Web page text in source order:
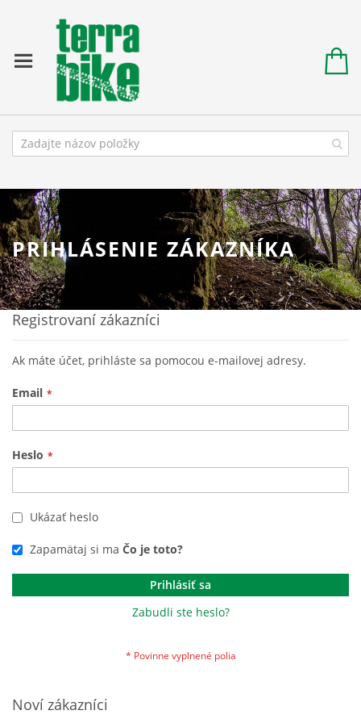
PRIHLÁSENIE ZÁKAZNÍKA
Registrovaní zákazníci
Ak máte účet, prihláste sa pomocou e-mailovej adresy.
Email
Heslo
Ukázať heslo
Zapamätaj si ma Čo je toto?
Prihlásiť sa
Zabudli ste heslo?
Noví zákazníci